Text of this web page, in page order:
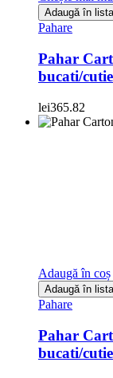
Adaugă în
Pahare
Pahar
bucati/cutie
lei365.82
Adaugă în coș
Adaugă în
Pahare
Pahar
bucati/cutie